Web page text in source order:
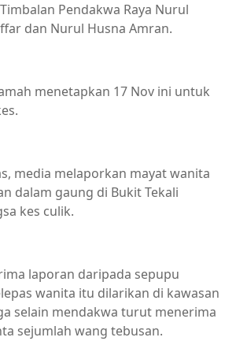
Pendakwa Raya Nurul
dan Nurul Husna Amran.
menetapkan 17 Nov ini untuk
media melaporkan mayat wanita
dalam gaung di Bukit Tekali
kes culik.
laporan daripada sepupu
wanita itu dilarikan di kawasan
selain mendakwa turut menerima
sejumlah wang tebusan.